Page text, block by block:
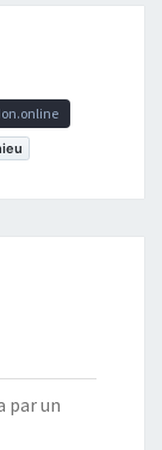
par un